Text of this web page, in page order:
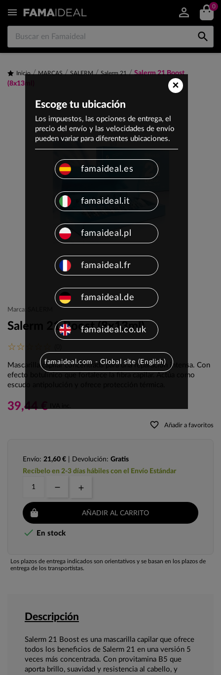
 0

Inicio MARCAS SALERM Salerm 21
Salerm 21 Boost
(8x13ml)
Marca: SALERM
Salerm 21 Boost (8x13ml)
Mascarilla capilar concentrada para una reparación intensa. Con
efecto botulínico que fortalece la fibra capilar. Actúa como
escudo antipolución y ofrece protección térmica.
39,44 €
favorite_border Añadir a favoritos
Envío: 21,60 € | Devolución: Gratis
Recíbelo en 2-3 días hábiles con el Envío Estándar
AÑADIR AL CARRITO
 En stock
Los plazos de entrega indicados son orientativos y se basan en los plazos de
entrega de los transportistas.
Descripción
Salerm 21 Boost es una mascarilla capilar que ofrece
todos los beneficios de Salerm 21 en una versión 5
veces más concentrada. Con provitamina B5 que
aporta brillo, suavidad y resistencia al cabello, y
×
Escoge tu ubicación
Los impuestos, las opciones de entrega, el
precio del envío y las velocidades de envío
pueden variar para diferentes ubicaciones.
famaideal.es
famaideal.it
famaideal.pl
famaideal.fr
famaideal.de
famaideal.co.uk
famaideal.com - Global site (English)